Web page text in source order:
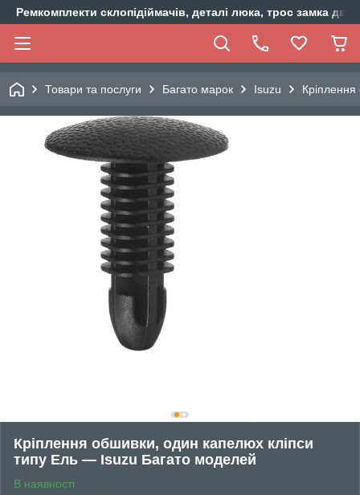
Ремкомплекти склопідіймачів, деталі люка, трос замка
Товари та послуги Багато марок Isuzu
Кріплення обшивки, один капелюх кліпси
типу Ель — Isuzu Багато моделей
В наявності